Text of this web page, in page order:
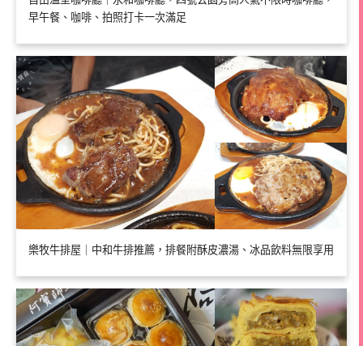
早午餐、咖啡、拍照打卡一次滿足
樂牧牛排屋｜中和牛排推薦，排餐附酥皮濃湯、冰品飲料無限享用